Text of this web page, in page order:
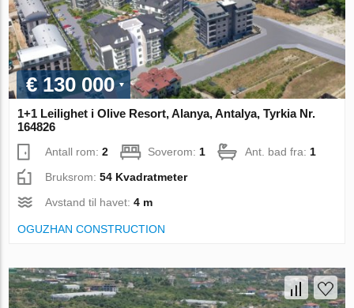
€ 130 000
1+1 Leilighet i Olive Resort, Alanya, Antalya, Tyrkia Nr.
164826
Antall rom:2 Soverom:1 Ant. bad fra:1
Bruksrom:54 Kvadratmeter
Avstand til havet:4 m
OGUZHAN CONSTRUCTION